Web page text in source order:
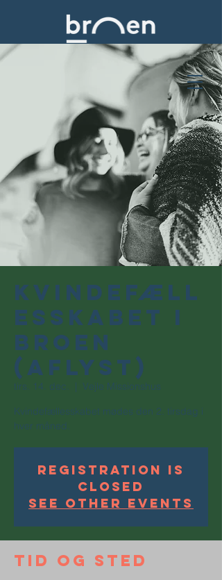
Kvindefæll
esskabet i
Broen
(AFLYST)
tirs. 14. dec.
  |
Vejle Missionshus
Kvindefællesskabet mødes den 2. tirsdag i
hver måned.
Registration is
Closed
See other events
Tid og sted